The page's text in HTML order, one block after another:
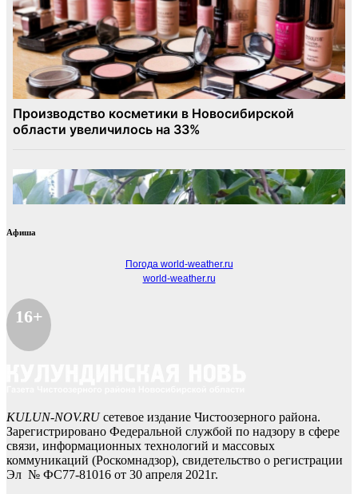
Афиша
Погода world-weather.ru
world-weather.ru
16+
KULUN-NOV.RUсетевое издание Чистоозерного района.
Зарегистрировано Федеральной службой по надзору в сфере
связи, информационных технологий и массовых
коммуникаций (Роскомнадзор), свидетельство о регистрации
Эл № ФС77-81016 от 30 апреля 2021г.